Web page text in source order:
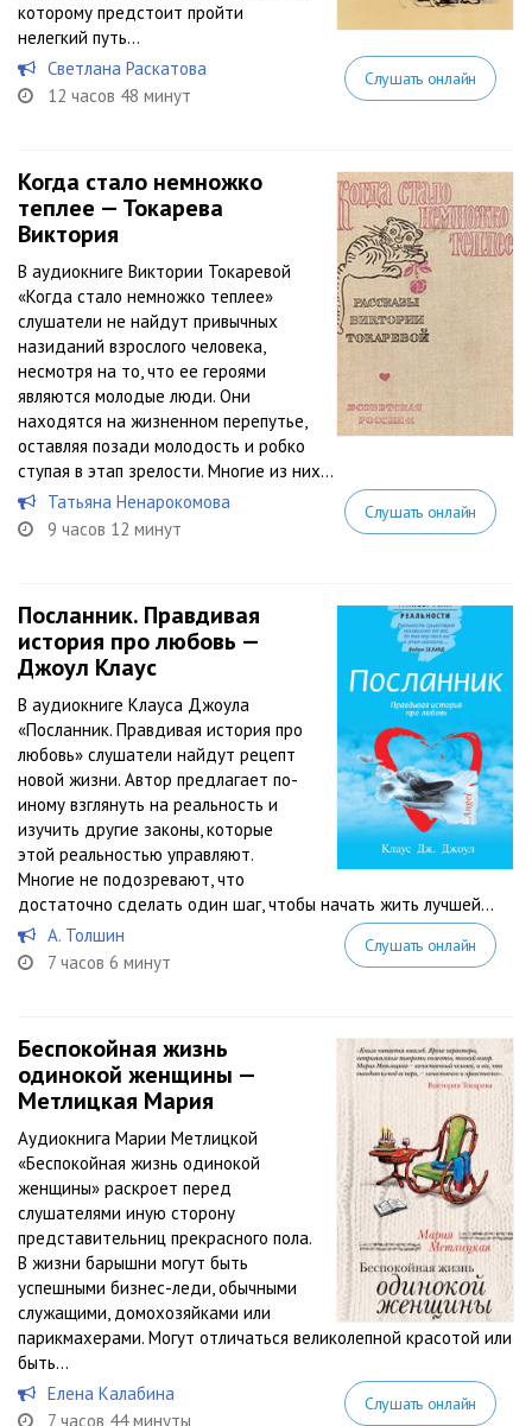
которому предстоит пройти
нелегкий путь...
Светлана Раскатова
12 часов 48 минут
Слушать онлайн
Когда стало немножко
теплее — Токарева
Виктория
В аудиокниге Виктории Токаревой
«Когда стало немножко теплее»
слушатели не найдут привычных
назиданий взрослого человека,
несмотря на то, что ее героями
являются молодые люди. Они
находятся на жизненном перепутье,
оставляя позади молодость и робко
ступая в этап зрелости. Многие из них...
Татьяна Ненарокомова
9 часов 12 минут
Слушать онлайн
Посланник. Правдивая
история про любовь —
Джоул Клаус
В аудиокниге Клауса Джоула
«Посланник. Правдивая история про
любовь» слушатели найдут рецепт
новой жизни. Автор предлагает по-
иному взглянуть на реальность и
изучить другие законы, которые
этой реальностью управляют.
Многие не подозревают, что
достаточно сделать один шаг, чтобы начать жить лучшей...
А. Толшин
7 часов 6 минут
Слушать онлайн
Беспокойная жизнь
одинокой женщины —
Метлицкая Мария
Аудиокнига Марии Метлицкой
«Беспокойная жизнь одинокой
женщины» раскроет перед
слушателями иную сторону
представительниц прекрасного пола.
В жизни барышни могут быть
успешными бизнес-леди, обычными
служащими, домохозяйками или
парикмахерами. Могут отличаться великолепной красотой или
быть...
Елена Калабина
7 часов 44 минуты
Слушать онлайн